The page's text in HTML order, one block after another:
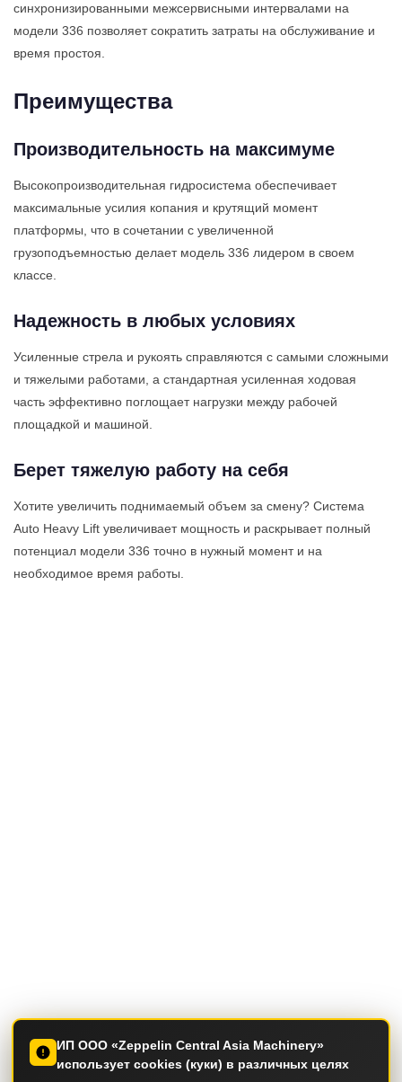
синхронизированными межсервисными интервалами на
модели 336 позволяет сократить затраты на обслуживание и
время простоя.
Преимущества
Производительность на максимуме
Высокопроизводительная гидросистема обеспечивает
максимальные усилия копания и крутящий момент
платформы, что в сочетании с увеличенной
грузоподъемностью делает модель 336 лидером в своем
классе.
Надежность в любых условиях
Усиленные стрела и рукоять справляются с самыми сложными
и тяжелыми работами, а стандартная усиленная ходовая
часть эффективно поглощает нагрузки между рабочей
площадкой и машиной.
Берет тяжелую работу на себя
Хотите увеличить поднимаемый объем за смену? Система
Auto Heavy Lift увеличивает мощность и раскрывает полный
потенциал модели 336 точно в нужный момент и на
необходимое время работы.
ИП ООО «Zeppelin Central Asia Machinery»
использует cookies (куки) в различных целях